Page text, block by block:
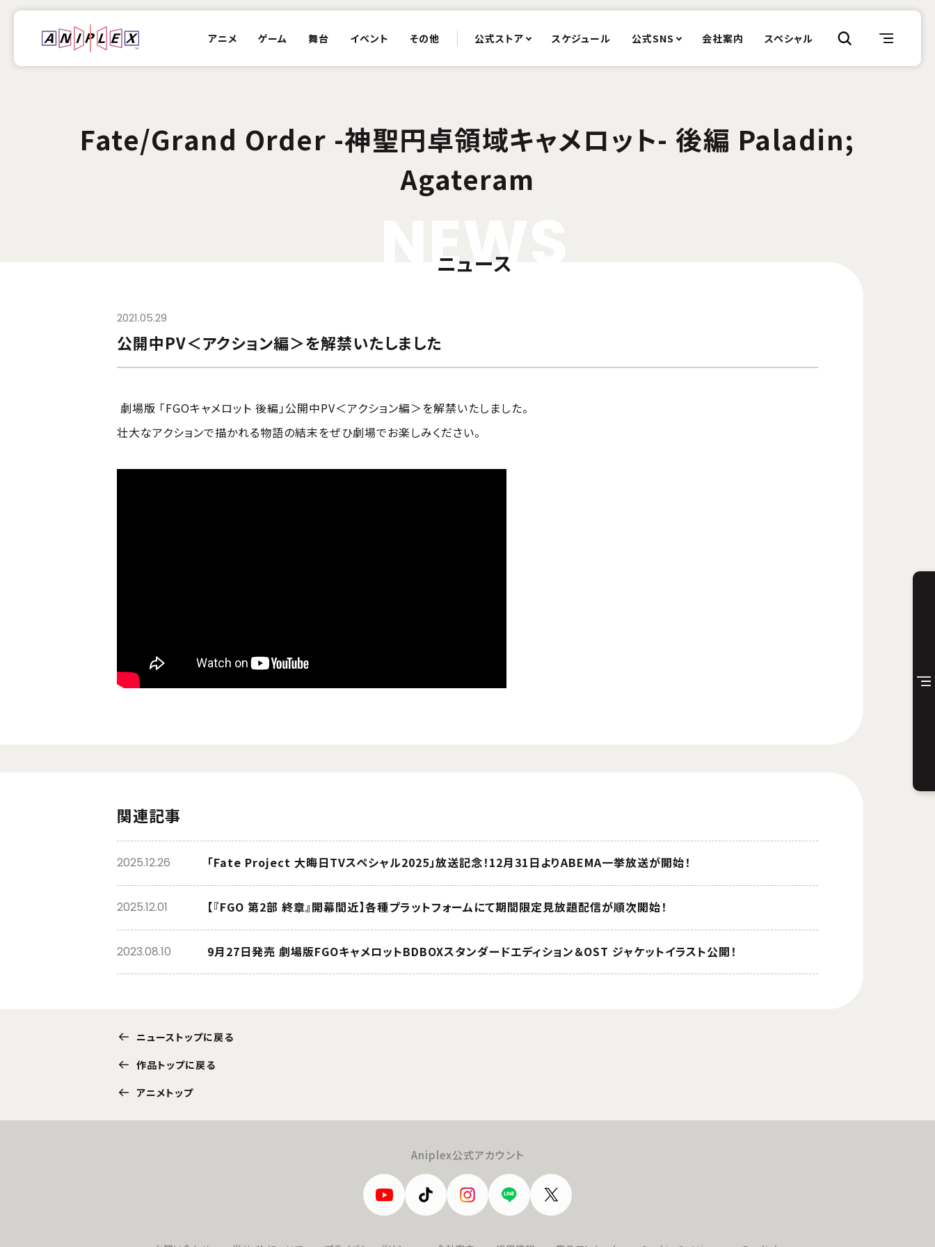
アニメ ゲーム 舞台 イベント その他 公式ストア スケジュール 公式SNS 会社案内 スペシャル
Fate/Grand Order -神聖円卓領域キャメロット- 後編 Paladin;
Agateram
EW
ニュース
2021.05.29
公開中PV＜アクション編＞を解禁いたしました
劇場版 「FGOキャメロット 後編」公開中PV＜アクション編＞を解禁いたしました。
壮大なアクションで描かれる物語の結末をぜひ劇場でお楽しみください。
関連記事
「Fate Project 大晦日TVスペシャル2025」放送記念！12月31日よりABEMA一挙放送が開始！
2025.12.26
【『FGO 第2部 終章』開幕間近】各種プラットフォームにて期間限定見放題配信が順次開始！
2025.12.01
9月27日発売 劇場版FGOキャメロットBDBOXスタンダードエディション＆OST ジャケットイラスト公開！
2023.08.10
ニューストップに戻る
作品トップに戻る
アニメトップ
Aniplex公式アカウント